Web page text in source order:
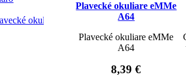
Plavecké okuliare eMMe
A64
Plavecké okuliare eMMe
A64
8,39 €